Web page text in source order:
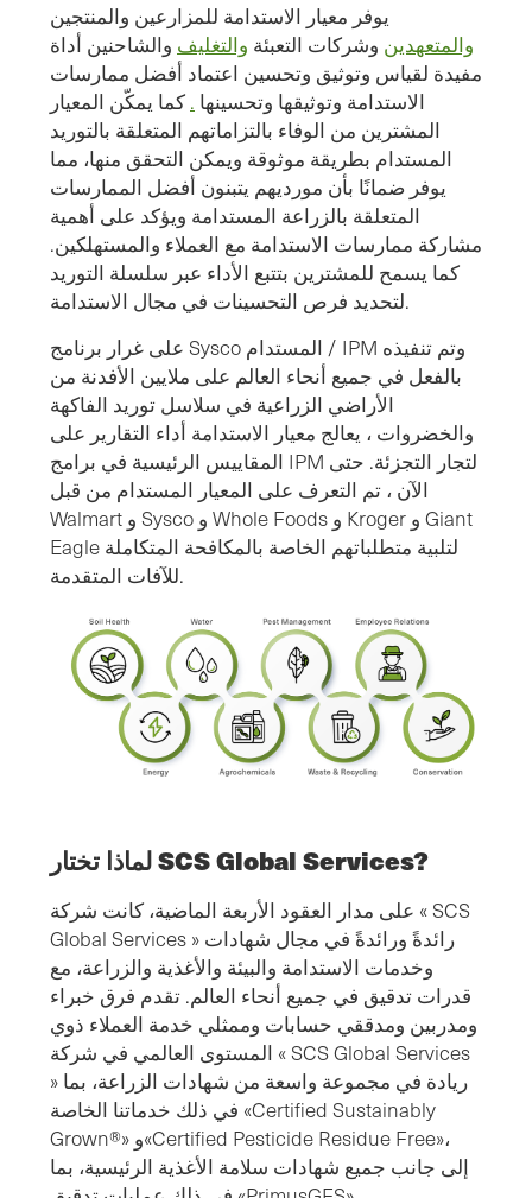
يوفر معيار الاستدامة للمزارعين والمنتجين
والمتعهدين وشركات التعبئة والتغليف والشاحنين أداة
مفيدة لقياس وتوثيق وتحسين اعتماد أفضل ممارسات
الاستدامة وتوثيقها وتحسينها . كما يمكّن المعيار
المشترين من الوفاء بالتزاماتهم المتعلقة بالتوريد
المستدام بطريقة موثوقة ويمكن التحقق منها، مما
يوفر ضمانًا بأن مورديهم يتبنون أفضل الممارسات
المتعلقة بالزراعة المستدامة ويؤكد على أهمية
مشاركة ممارسات الاستدامة مع العملاء والمستهلكين.
كما يسمح للمشترين بتتبع الأداء عبر سلسلة التوريد
لتحديد فرص التحسينات في مجال الاستدامة.
على غرار برنامج Sysco المستدام / IPM وتم تنفيذه
بالفعل في جميع أنحاء العالم على ملايين الأفدنة من
الأراضي الزراعية في سلاسل توريد الفاكهة
والخضروات ، يعالج معيار الاستدامة أداء التقارير على
المقاييس الرئيسية في برامج IPM لتجار التجزئة. حتى
الآن ، تم التعرف على المعيار المستدام من قبل
Walmart و Sysco و Whole Foods و Kroger و Giant
Eagle لتلبية متطلباتهم الخاصة بالمكافحة المتكاملة
للآفات المتقدمة.
لماذا تختار SCS Global Services?
على مدار العقود الأربعة الماضية، كانت شركة « SCS
Global Services » رائدةً ورائدةً في مجال شهادات
وخدمات الاستدامة والبيئة والأغذية والزراعة، مع
قدرات تدقيق في جميع أنحاء العالم. تقدم فرق خبراء
ومدربين ومدققي حسابات وممثلي خدمة العملاء ذوي
المستوى العالمي في شركة « SCS Global Services
» ريادة في مجموعة واسعة من شهادات الزراعة، بما
في ذلك خدماتنا الخاصة «Certified Sustainably
Grown®» و«Certified Pesticide Residue Free»،
إلى جانب جميع شهادات سلامة الأغذية الرئيسية، بما